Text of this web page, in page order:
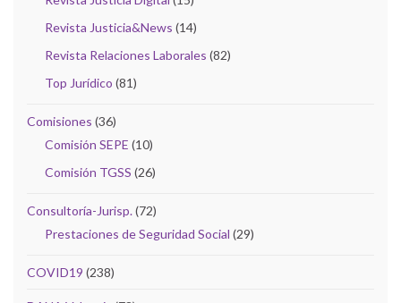
Revista Justicia&News (14)
Revista Relaciones Laborales (82)
Top Jurídico (81)
Comisiones (36)
Comisión SEPE (10)
Comisión TGSS (26)
Consultoría-Jurisp.(72)
Prestaciones de Seguridad Social (29)
COVID19 (238)